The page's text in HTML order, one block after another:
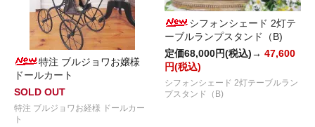
特注 ブルジョワお嬢様
ドールカート
SOLD OUT
特注 ブルジョワお経様 ドールカー
ト
シフォンシェード 2灯テ
ーブルランプスタンド（B)
定価68,000円(税込)→ 47,600
円(税込)
シフォンシェード 2灯テーブルラン
プスタンド（B)